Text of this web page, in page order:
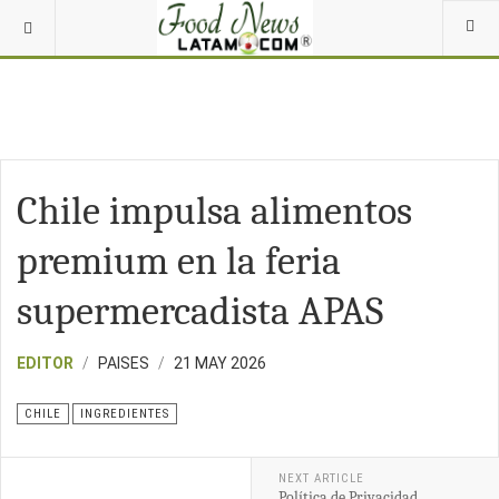
Chile impulsa alimentos
premium en la feria
supermercadista APAS
EDITOR PAISES 21 MAY 2026
CHILE INGREDIENTES
NEXT ARTICLE